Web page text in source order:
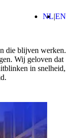
NL EN
die blijven werken.
Wij geloven dat
in snelheid,